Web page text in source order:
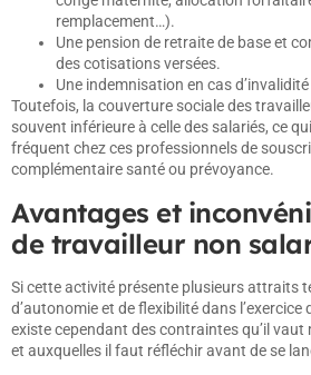
remplacement…).
Une pension de retraite de base et
des cotisations versées.
Une indemnisation en cas
Toutefois, la couverture sociale des
souvent inférieure à celle des salariés, ce
fréquent chez ces professionnels de
complémentaire santé ou prévoyance.
Avantages et
de travailleur non
Si cette activité présente plusieurs attraits
d’autonomie et de flexibilité dans l’exercice
existe cependant des contraintes qu’il vaut
et auxquelles il faut réfléchir avant de se